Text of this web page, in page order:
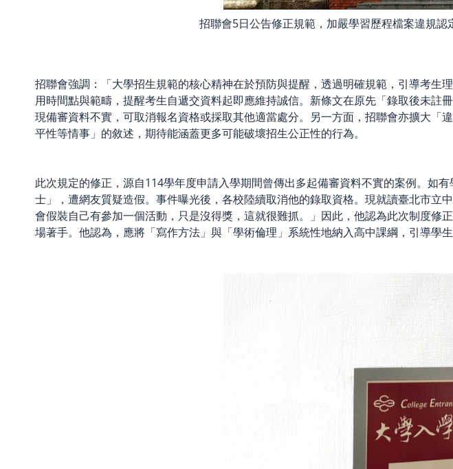
招聯會5日公告修正規範，加嚴學習歷程檔案違規
招聯會強調：「大學招生規範的核心精神在於預防與提醒，透過明確規範，引導考
用時間點與範疇，提醒考生自遞交資料起即應維持誠信。新條文在原先「錄取後未
現備審資料不實，可取消報名資格或採取其他適當處分。另一方面，招聯會亦擴大
平性等情事」的敘述，期待能涵蓋更多可能破壞招生公正性的行為。
此次規定的修正，源自114學年度申請入學期間曾傳出多起備審資料不實的案例。如
士」，遭網友質疑造假。事件曝光後，各校陸續取消他的錄取資格。現就讀臺北市
會假裝自己有參加一個活動，只是沒得獎，這就很難抓。」因此，他認為此次制度
場著手。他認為，應將「寫作方法」與「學術倫理」系統性地納入高中課綱，引導學